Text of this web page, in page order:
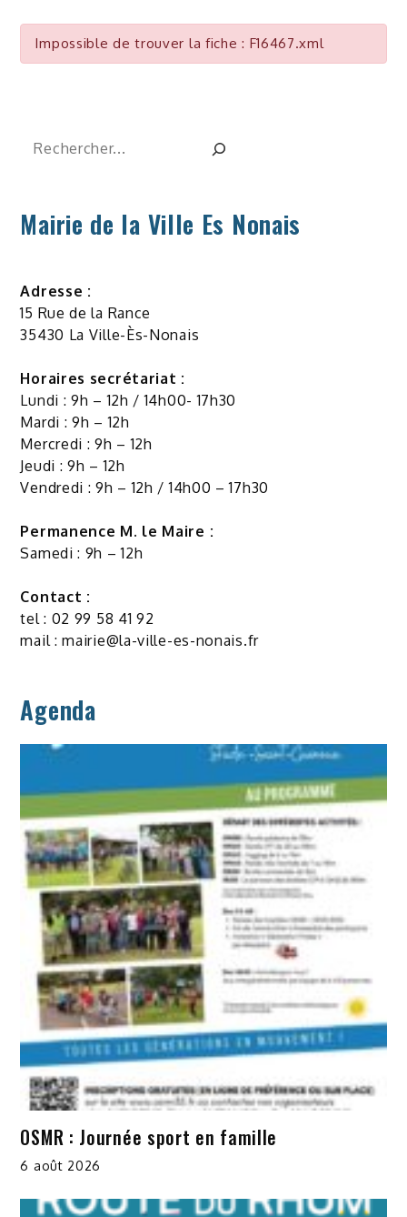
Impossible de trouver la fiche : F16467.xml
Rechercher
Mairie de la Ville Es Nonais
Adresse :
15 Rue de la Rance
35430 La Ville-Ès-Nonais
Horaires secrétariat :
Lundi : 9h – 12h / 14h00- 17h30
Mardi : 9h – 12h
Mercredi : 9h – 12h
Jeudi : 9h – 12h
Vendredi : 9h – 12h / 14h00 – 17h30
Permanence M. le Maire :
Samedi : 9h – 12h
Contact :
tel : 02 99 58 41 92
mail :mairie@la-ville-es-nonais.fr
Agenda
OSMR : Journée sport en famille
6 août 2026